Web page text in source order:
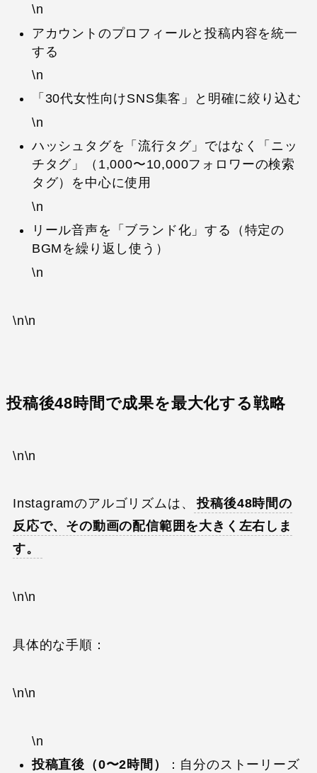
\n
アカウントのプロフィールと投稿内容を統一
する
\n
「30代女性向けSNS集客」と明確に絞り込む
\n
ハッシュタグを「流行タグ」ではなく「ニッ
チタグ」（1,000〜10,000フォロワーの検索
タグ）を中心に使用
\n
リール音声を「ブランド化」する（特定の
BGMを繰り返し使う）
\n
\n\n
投稿後48時間で成果を最大化する戦略
\n\n
Instagramのアルゴリズムは、
投稿後48時間の
反応で、その動画の配信範囲を大きく左右しま
す。
\n\n
具体的な手順：
\n\n
\n
投稿直後（0〜2時間）
：自分のストーリーズ